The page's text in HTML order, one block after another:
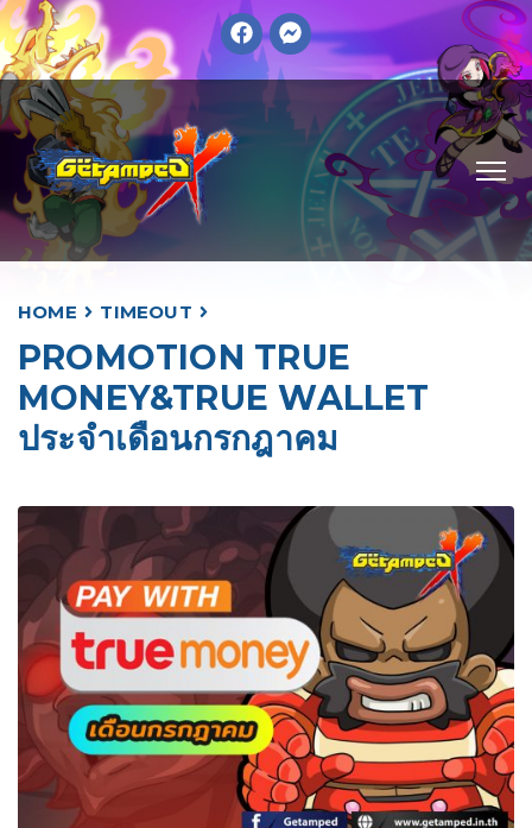
HOME TIMEOUT
PROMOTION TRUE
MONEY&TRUE WALLET
ประจำเดือนกรกฎาคม